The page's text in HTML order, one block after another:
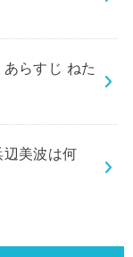
らすじ ねた
辺美波は何